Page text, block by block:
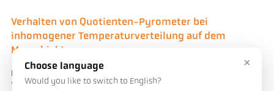
Verhalten von Quotienten-Pyrometer bei
inhomogener Temperaturverteilung auf dem
Messobjekt
Bei der
Temperaturmessung von Blechen und Brammen im
Walzgerüsttritt aufgrund der extremen Bedingungen immer
×
Choose language
Would you like to switch to English?